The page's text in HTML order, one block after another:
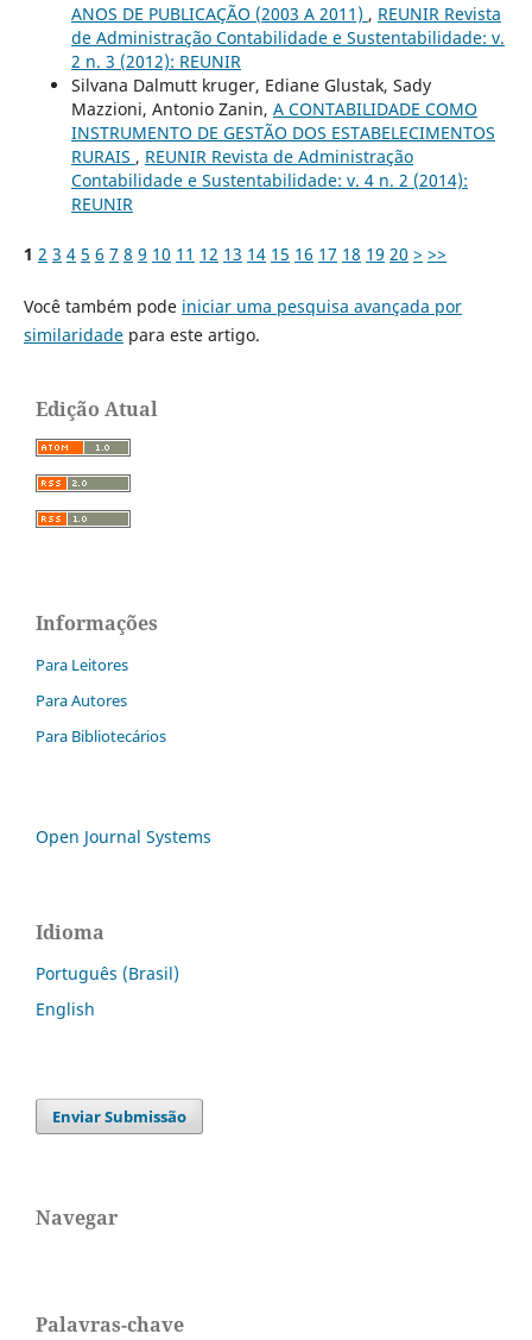
ANOS DE PUBLICAÇÃO (2003 A 2011) , REUNIR Revista
de Administração Contabilidade e Sustentabilidade: v.
2 n. 3 (2012): REUNIR
Silvana Dalmutt kruger, Ediane Glustak, Sady
Mazzioni, Antonio Zanin, A CONTABILIDADE COMO
INSTRUMENTO DE GESTÃO DOS ESTABELECIMENTOS
RURAIS , REUNIR Revista de Administração
Contabilidade e Sustentabilidade: v. 4 n. 2 (2014):
REUNIR
1 2 3 4 5 6 7 8 9 10 11 12 13 14 15 16 17 18 19 20 > >>
Você também pode iniciar uma pesquisa avançada por
similaridadepara este artigo.
Edição Atual
Informações
Para Leitores
Para Autores
Para Bibliotecários
Open Journal Systems
Idioma
Português (Brasil)
English
Enviar Submissão
Navegar
Palavras-chave